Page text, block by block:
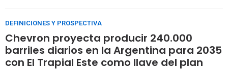
DEFINICIONES Y PROSPECTIVA
Chevron proyecta producir 240.000
barriles diarios en la Argentina para 2035
con El Trapial Este como llave del plan